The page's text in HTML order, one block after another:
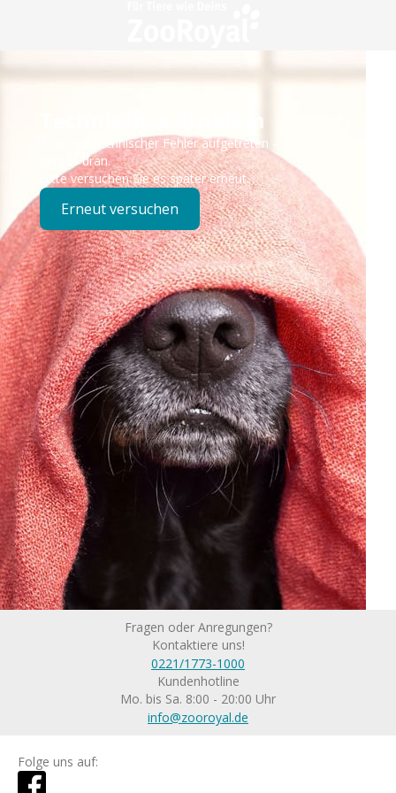
Technisches Problem
Es ist ein technischer Fehler aufgetreten – wir sind
bereits dran.
Bitte versuchen Sie es später erneut.
Erneut versuchen
Fragen oder Anregungen?
Kontaktiere uns!
0221/1773-1000
Kundenhotline
Mo. bis Sa. 8:00 - 20:00 Uhr
info@zooroyal.de
Folge uns auf: